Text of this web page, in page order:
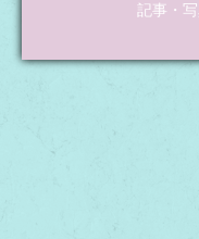
記事・